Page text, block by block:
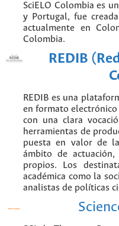
SciELO Colombia es
y Portugal, fue
actualmente en
Colombia.
REDIB
REDIB es una
en formato electrónico
con una clara
herramientas de
puesta en valor de
ámbito de
propios. Los
académica como la
analistas de políticas